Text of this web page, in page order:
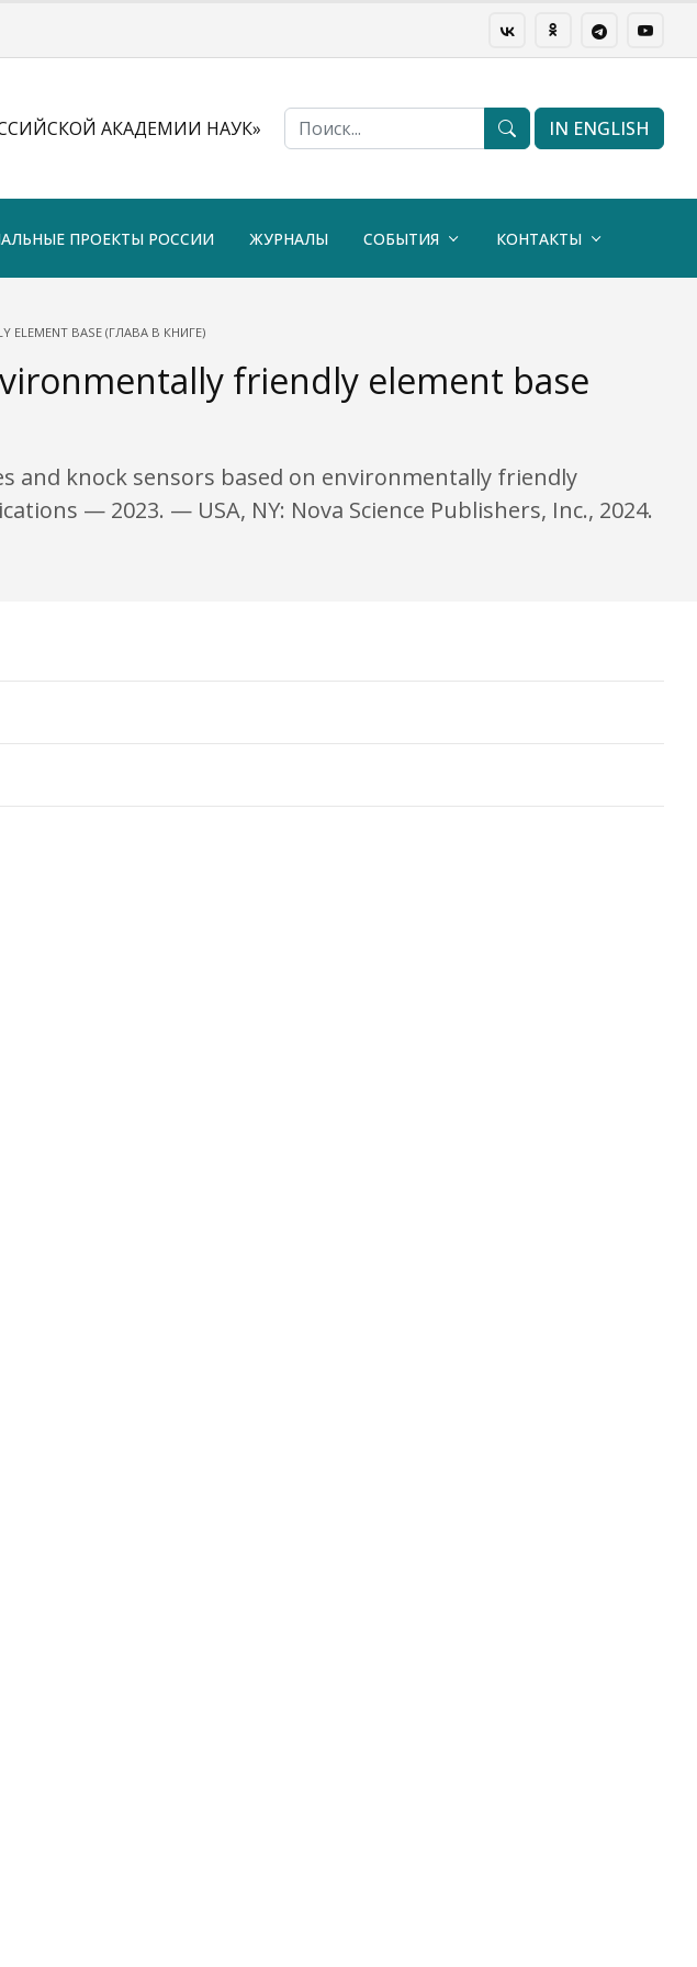
АКАДЕМИИ НАУК»
IN ENGLISH
ПРОЕКТЫ РОССИИ ЖУРНАЛЫ СОБЫТИЯ КОНТАКТЫ
ELEMENT BASE (ГЛАВА В КНИГЕ)
friendly element base
and knock sensors based on environmentally friendly
— 2023. — USA, NY: Nova Science Publishers, Inc., 2024.